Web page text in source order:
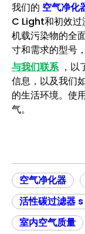
我们的 空气净化
C Light和初效过
机载污染物的全
寸和需求的型号
与我们联系，以
信息，以及我们
的生活环境。使
气。
空气净化器
活性碳过滤器 s
室内空气质量